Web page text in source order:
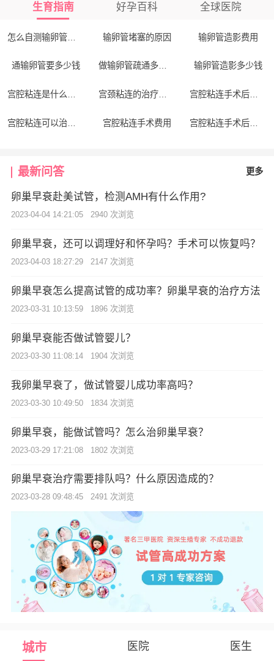
生育指南 好孕百科 全球医院
怎么自测输卵管通不通 输卵管堵塞的原因 输卵管造影费用
通输卵管要多少钱 做输卵管疏通多少钱 输卵管造影多少钱
宫腔粘连是什么原因引起的 宫颈粘连的治疗方法 宫腔粘连手术后注意事项
宫腔粘连可以治好吗 宫腔粘连手术费用 宫腔粘连手术后复发率
最新问答 更多
卵巢早衰赴美试管，检测AMH有什么作用?
2023-04-04 14:21:05 2940 次浏览
卵巢早衰，还可以调理好和怀孕吗？手术可以恢复吗？
2023-04-03 18:27:29 2147 次浏览
卵巢早衰怎么提高试管的成功率？卵巢早衰的治疗方法
2023-03-31 10:13:59 1896 次浏览
卵巢早衰能否做试管婴儿？
2023-03-30 11:08:14 1904 次浏览
我卵巢早衰了，做试管婴儿成功率高吗？
2023-03-30 10:49:50 1834 次浏览
卵巢早衰，能做试管吗？怎么治卵巢早衰？
2023-03-29 17:21:08 1802 次浏览
卵巢早衰治疗需要排队吗？什么原因造成的？
2023-03-28 09:48:45 2491 次浏览
城市 医院 医生